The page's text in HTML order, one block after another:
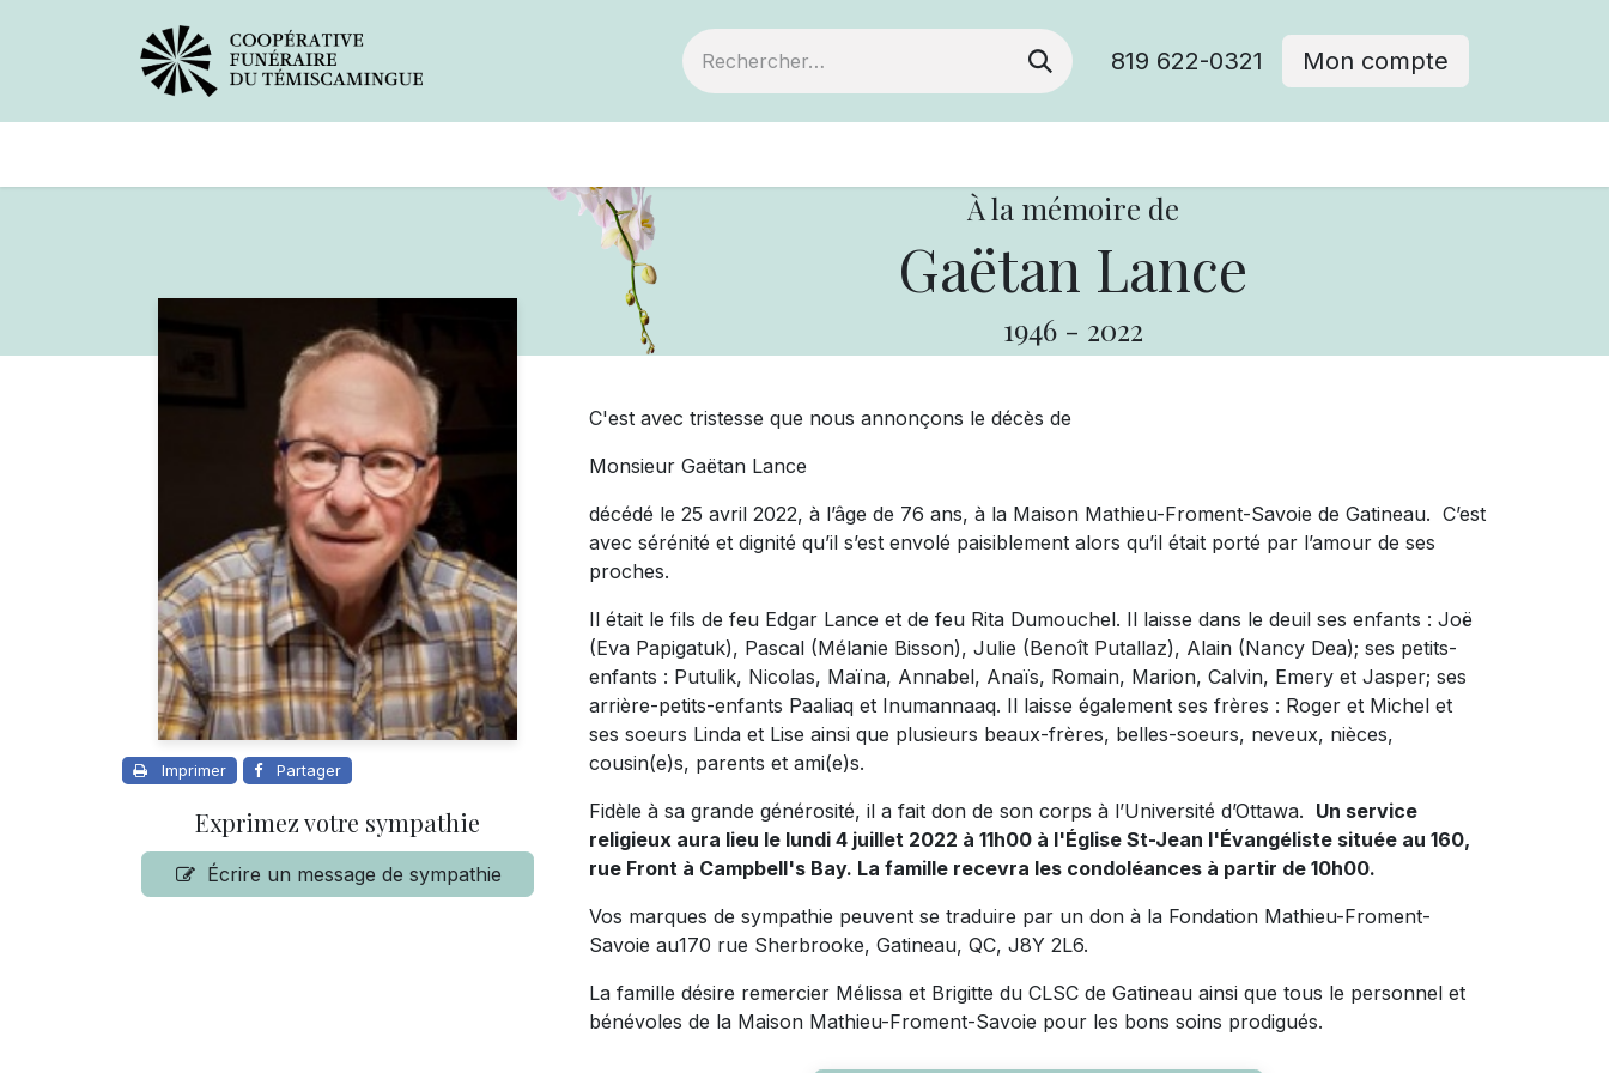
819 622-0321 Mon compte
À la mémoire de
Gaëtan Lance
1946 - 2022
Imprimer Partager
Exprimez votre sympathie
Écrire un message de sympathie
C'est avec tristesse que nous annonçons le décès de
Monsieur Gaëtan Lance
décédé le 25 avril 2022, à l’âge de 76 ans, à la Maison Mathieu-Froment-Savoie de Gatineau. C’est
avec sérénité et dignité qu’il s’est envolé paisiblement alors qu’il était porté par l’amour de ses
proches.
Il était le fils de feu Edgar Lance et de feu Rita Dumouchel. Il laisse dans le deuil ses enfants : Joë
(Eva Papigatuk), Pascal (Mélanie Bisson), Julie (Benoît Putallaz), Alain (Nancy Dea); ses petits-
enfants : Putulik, Nicolas, Maïna, Annabel, Anaïs, Romain, Marion, Calvin, Emery et Jasper; ses
arrière-petits-enfants Paaliaq et Inumannaaq. Il laisse également ses frères : Roger et Michel et
ses soeurs Linda et Lise ainsi que plusieurs beaux-frères, belles-soeurs, neveux, nièces,
cousin(e)s, parents et ami(e)s.
Fidèle à sa grande générosité, il a fait don de son corps à l’Université d’Ottawa. Un service
religieux aura lieu le lundi 4 juillet 2022 à 11h00 à l'Église St-Jean l'Évangéliste située au 160,
rue Front à Campbell's Bay. La famille recevra les condoléances à partir de 10h00.
Vos marques de sympathie peuvent se traduire par un don à la Fondation Mathieu-Froment-
Savoie au170 rue Sherbrooke, Gatineau, QC, J8Y 2L6.
La famille désire remercier Mélissa et Brigitte du CLSC de Gatineau ainsi que tous le personnel et
bénévoles de la Maison Mathieu-Froment-Savoie pour les bons soins prodigués.